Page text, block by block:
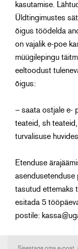
kasutamise.
Üldtingimustes
õigus töödelda
on vajalik e-poe
müügilepingu
eeltoodust
õigus:
– saata ostjale e-
teateid, sh
turvalisuse
Etenduse
asendusetenduse
tasutud ettemaks
esitada 5
postile: